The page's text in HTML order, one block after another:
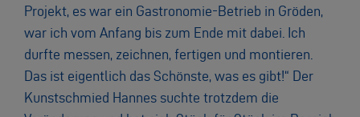
Projekt, es war ein Gastronomie-Betrieb in Gröden,
war ich vom Anfang bis zum Ende mit dabei. Ich
durfte messen, zeichnen, fertigen und montieren.
Das ist eigentlich das Schönste, was es gibt!“ Der
Kunstschmied Hannes suchte trotzdem die